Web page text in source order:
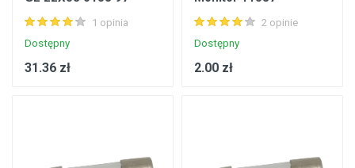
1 opinia
Dostępny
31.36 zł
2 opinie
Dostępny
2.00 zł